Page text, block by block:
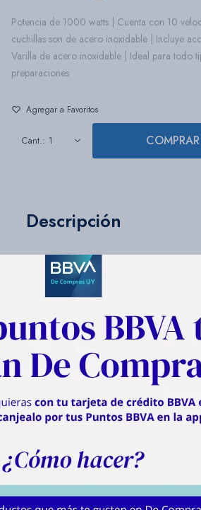
Potencia de 1000 watts | Cuenta con 10
cuchillas son de acero inoxidable | Incluye
Varilla de acero inoxidable | Ideal para todo
preparaciones
1 COMPRAR
Descripción
alto rendimiento de Moulinex - Gran potencia,
más suaves y textura cremosa hasta con los
intuitiva (10) y selector fácil de utilizar con el
para una mayor comodidad mientras
confort añadido y un mejor control, incluso
medidor de 800 ml de gran utilidad.
-Varilla para batir sin apenas esfuerzo.
el control gracias a la tecnología de
instante, hasta con los ingredientes más duros.